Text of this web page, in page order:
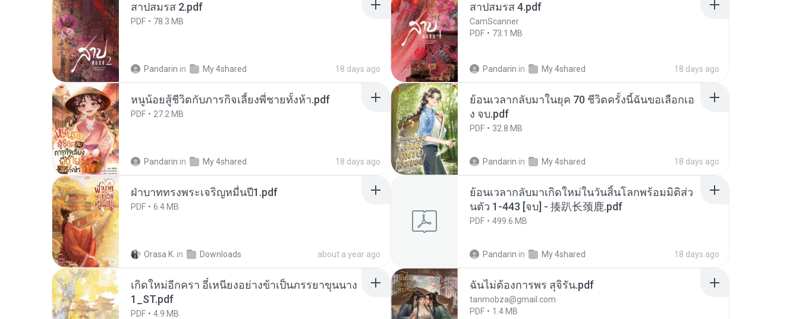
สาปสมรส 2.pdf
PDF 78.3 MB
Pandarin in My 4shared 18 days ago
สาปสมรส 4.pdf
CamScanner
PDF
73.1 MB
Pandarin in My 4shared 18 days ago
หนูน้อยสู้ชีวิตกับภารกิจเลี้ยงพี่ชายทั้งห้า.pdf
PDF 27.2 MB
Pandarin in My 4shared 18 days ago
ย้อนเวลากลับมาในยุค 70 ชีวิตครั้งนี้ฉันขอเลือกเอ
ง จบ.pdf
PDF 32.8 MB
Pandarin in My 4shared 18 days ago
ฝ่าบาททรงพระเจริญหมื่นปี1.pdf
PDF 6.4 MB
Orasa K. in Downloads about a year ago
ย้อนเวลากลับมาเกิดใหม่ในวันสิ้นโลกพร้อมมิติส่ว
นตัว 1-443 [จบ] - 揍趴长颈鹿.pdf
PDF 499.6 MB
Pandarin in My 4shared 18 days ago
เกิดใหม่อีกครา อี๋เหนียงอย่างข้าเป็นภรรยาขุนนาง
1_ST.pdf
PDF 4.9 MB
ฉันไม่ต้องการพร สุจิรัน.pdf
tanmobza@gmail.com
PDF
1.4 MB